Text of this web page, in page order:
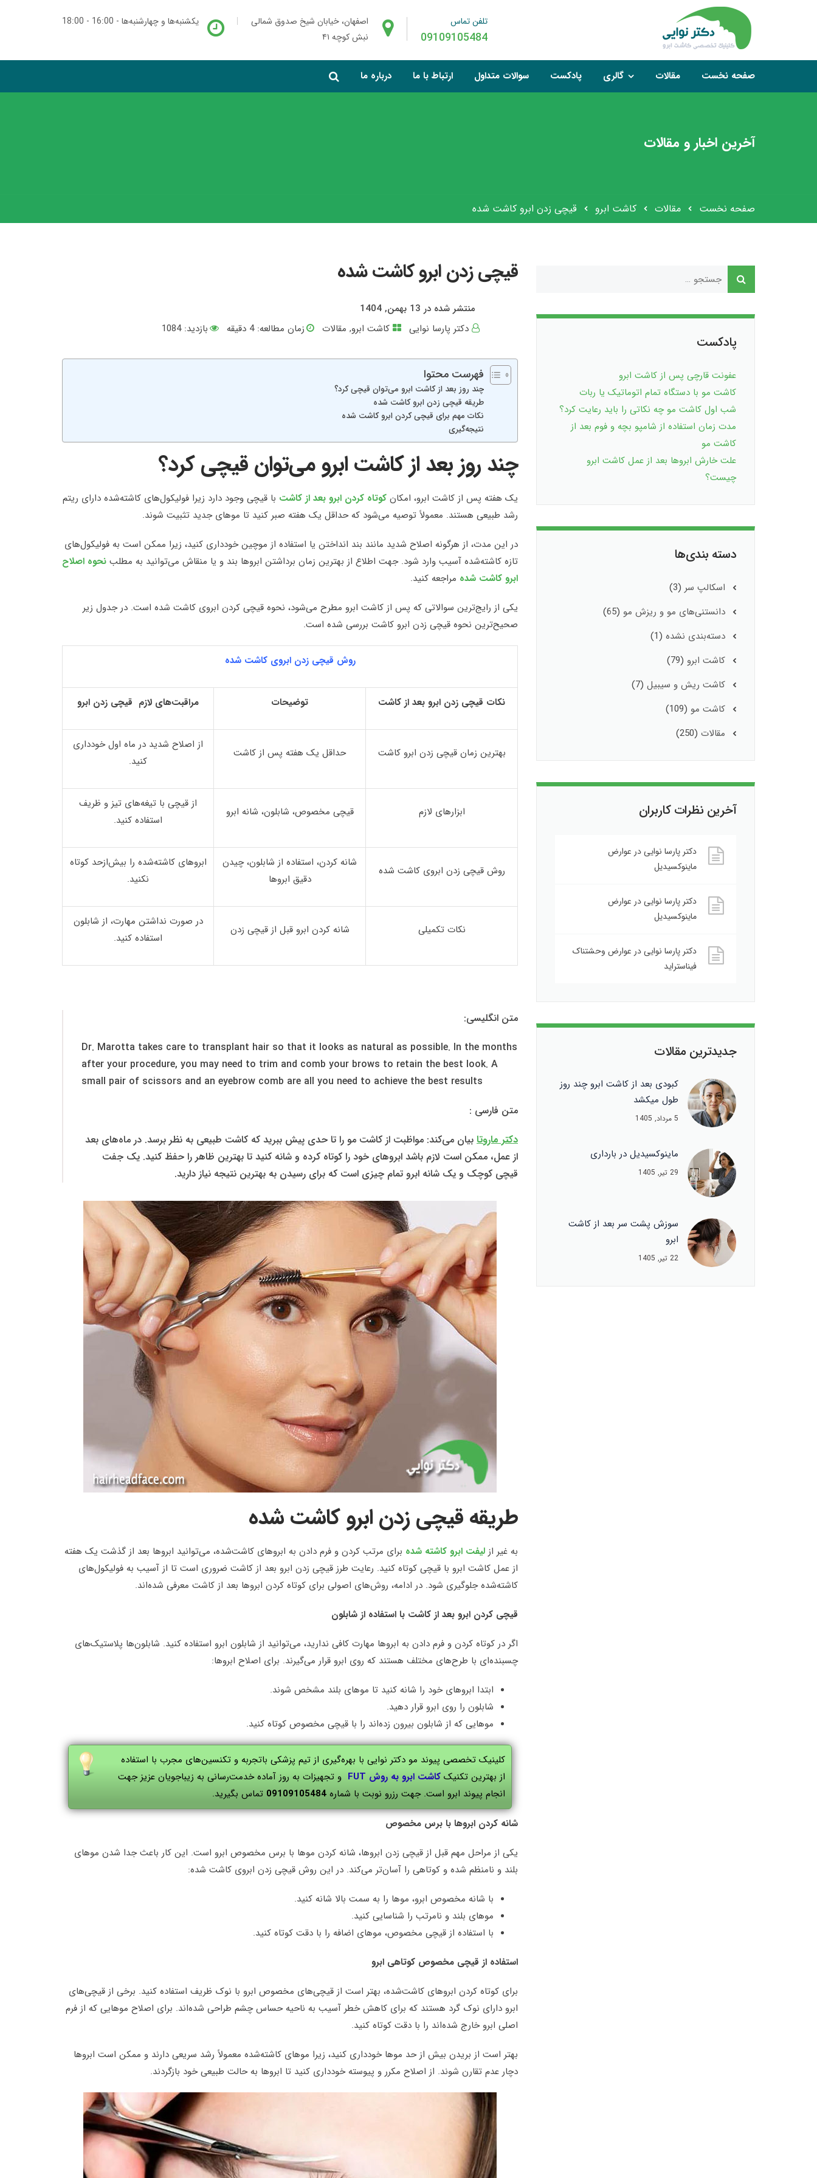
یکشنبه‌ها و چهارشنبه‌ها - 16:00 - 18:00
اصفهان، خیابان شیخ صدوق شمالی
نبش کوچه ۴۱
تلفن تماس
09109105484
صفحه نخست مقالات گالری پادکست سوالات متداول ارتباط با ما درباره ما
آخرین اخبار و مقالات
صفحه نخست مقالات کاشت ابرو قیچی زدن ابرو کاشت شده
قیچی زدن ابرو کاشت شده
منتشر شده در 13 بهمن, 1404
دکتر پارسا نوایی
کاشت ابرو, مقالات زمان مطالعه: 4 دقیقه بازدید: 1084
فهرست محتوا
چند روز بعد از کاشت ابرو می‌توان قیچی کرد؟
طریقه قیچی زدن ابرو کاشت شده
نکات مهم برای قیچی کردن ابرو کاشت شده
نتیجه‌گیری
چند روز بعد از کاشت ابرو می‌توان قیچی کرد؟
یک هفته پس از کاشت ابرو، امکان کوتاه کردن ابرو بعد از کاشت با قیچی وجود دارد زیرا فولیکول‌های کاشته‌شده دارای ریتم
رشد طبیعی هستند. معمولاً توصیه می‌شود که حداقل یک هفته صبر کنید تا موهای جدید تثبیت شوند.
در این مدت، از هرگونه اصلاح شدید مانند بند انداختن یا استفاده از موچین خودداری کنید، زیرا ممکن است به فولیکول‌های
تازه کاشته‌شده آسیب وارد شود. جهت اطلاع از بهترین زمان برداشتن ابروها بند و یا منقاش می‌توانید به مطلب نحوه اصلاح
ابرو کاشت شده مراجعه کنید.
یکی از رایج‌ترین سوالاتی که پس از کاشت ابرو مطرح می‌شود، نحوه قیچی کردن ابروی کاشت شده است. در جدول زیر
صحیح‌ترین نحوه قیچی زدن ابرو کاشت بررسی شده است.
روش قیچی زدن ابروی کاشت شده
نکات قیچی زدن ابرو بعد از کاشت توضیحات مراقبت‌های لازم قیچی زدن ابرو
بهترین زمان قیچی زدن ابرو کاشت حداقل یک هفته پس از کاشت
از اصلاح شدید در ماه اول خودداری
کنید.
ابزارهای لازم قیچی مخصوص، شابلون، شانه ابرو
از قیچی با تیغه‌های تیز و ظریف
استفاده کنید.
روش قیچی زدن ابروی کاشت شده
شانه کردن، استفاده از شابلون، چیدن
دقیق ابروها
ابروهای کاشته‌شده را بیش‌ازحد کوتاه
نکنید.
نکات تکمیلی شانه کردن ابرو قبل از قیچی زدن
در صورت نداشتن مهارت، از شابلون
استفاده کنید.
متن انگلیسی:
Dr. Marotta takes care to transplant hair so that it looks as natural as possible. In the months
after your procedure, you may need to trim and comb your brows to retain the best look. A
small pair of scissors and an eyebrow comb are all you need to achieve the best results
متن فارسی :
دکتر ماروتا بیان می‌کند: مواظبت از کاشت مو را تا حدی پیش ببرید که کاشت طبیعی به نظر برسد. در ماه‌های بعد
از عمل، ممکن است لازم باشد ابروهای خود را کوتاه کرده و شانه کنید تا بهترین ظاهر را حفظ کنید. یک جفت
قیچی کوچک و یک شانه ابرو تمام چیزی است که برای رسیدن به بهترین نتیجه نیاز دارید.
طریقه قیچی زدن ابرو کاشت شده
به غیر از لیفت ابرو کاشته شده برای مرتب کردن و فرم دادن به ابروهای کاشت‌شده، می‌توانید ابروها بعد از گذشت یک هفته
از عمل کاشت ابرو با قیچی کوتاه کنید. رعایت طرز قیچی زدن ابرو بعد از کاشت ضروری است تا از آسیب به فولیکول‌های
کاشته‌شده جلوگیری شود. در ادامه، روش‌های اصولی برای کوتاه کردن ابروها بعد از کاشت معرفی شده‌اند.
قیچی کردن ابرو بعد از کاشت با استفاده از شابلون
اگر در کوتاه کردن و فرم دادن به ابروها مهارت کافی ندارید، می‌توانید از شابلون ابرو استفاده کنید. شابلون‌ها پلاستیک‌های
چسبنده‌ای با طرح‌های مختلف هستند که روی ابرو قرار می‌گیرند. برای اصلاح ابروها:
ابتدا ابروهای خود را شانه کنید تا موهای بلند مشخص شوند.
شابلون را روی ابرو قرار دهید.
موهایی که از شابلون بیرون زده‌اند را با قیچی مخصوص کوتاه کنید.
کلینیک تخصصی پیوند مو دکتر نوایی با بهره‌گیری از تیم پزشکی باتجربه و تکنسین‌های مجرب با استفاده
از بهترین تکنیک کاشت ابرو به روش FUT
و تجهیزات به روز آماده خدمت‌رسانی به زیباجویان عزیز جهت
انجام پیوند ابرو است. جهت رزرو نوبت با شماره 09109105484 تماس بگیرید.
شانه کردن ابروها با برس مخصوص
یکی از مراحل مهم قبل از قیچی زدن ابروها، شانه کردن موها با برس مخصوص ابرو است. این کار باعث جدا شدن موهای
بلند و نامنظم شده و کوتاهی را آسان‌تر می‌کند. در این روش قیچی زدن ابروی کاشت شده:
با شانه مخصوص ابرو، موها را به سمت بالا شانه کنید.
موهای بلند و نامرتب را شناسایی کنید.
با استفاده از قیچی مخصوص، موهای اضافه را با دقت کوتاه کنید.
استفاده از قیچی مخصوص کوتاهی ابرو
برای کوتاه کردن ابروهای کاشت‌شده، بهتر است از قیچی‌های مخصوص ابرو با نوک ظریف استفاده کنید. برخی از قیچی‌های
ابرو دارای نوک گرد هستند که برای کاهش خطر آسیب به ناحیه حساس چشم طراحی شده‌اند. برای اصلاح موهایی که از فرم
اصلی ابرو خارج شده‌اند را با دقت کوتاه کنید.
بهتر است از بریدن بیش از حد موها خودداری کنید، زیرا موهای کاشته‌شده معمولاً رشد سریعی دارند و ممکن است ابروها
دچار عدم تقارن شوند. از اصلاح مکرر و پیوسته خودداری کنید تا ابروها به حالت طبیعی خود بازگردند.
پادکست
عفونت قارچی پس از کاشت ابرو
کاشت مو با دستگاه تمام اتوماتیک یا ربات
شب اول کاشت مو چه نکاتی را باید رعایت کرد؟
مدت زمان استفاده از شامپو بچه و فوم بعد از
کاشت مو
علت خارش ابروها بعد از عمل کاشت ابرو
چیست؟
دسته بندی‌ها
اسکالپ سر (3)
دانستنی‌های مو و ریزش مو (65)
دسته‌بندی نشده (1)
کاشت ابرو (79)
کاشت ریش و سیبیل (7)
کاشت مو (109)
مقالات (250)
آخرین نظرات کاربران
دکتر پارسا نواییدر عوارض
ماینوکسیدیل
دکتر پارسا نواییدر عوارض
ماینوکسیدیل
دکتر پارسا نواییدر عوارض وحشتناک
فیناستراید
جدیدترین مقالات
کبودی بعد از کاشت ابرو چند روز
طول میکشد
5 مرداد, 1405
ماینوکسیدیل در بارداری
29 تیر, 1405
سوزش پشت سر بعد از کاشت
ابرو
22 تیر, 1405